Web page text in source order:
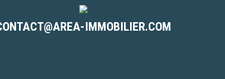
IMMOBILIER.COM